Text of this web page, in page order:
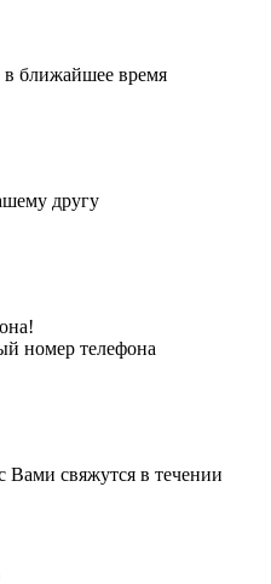
ближайшее время
другу
номер телефона
Вами свяжутся в течении